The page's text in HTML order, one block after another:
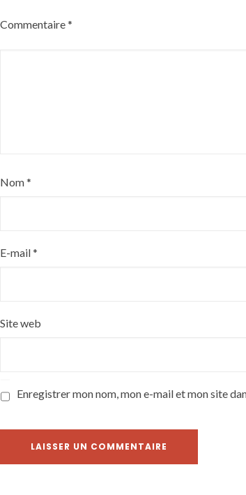
Commentaire*
Nom*
E-mail*
Site web
Enregistrer mon nom, mon e-mail et mon site